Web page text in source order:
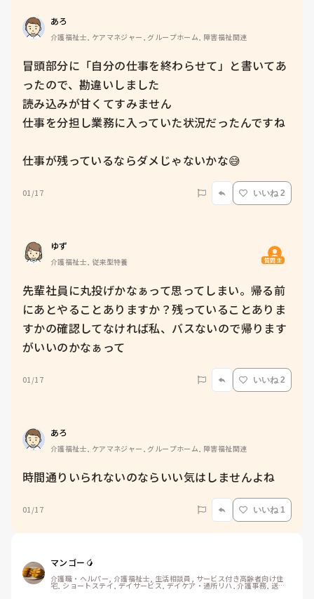
あろ
介護福祉士, ケアマネジャー, グループホーム, 障害福祉関連
冒頭部分に「自分の仕事を終わらせて」と書いてあ
ったので、勘違いしました
読み込みが甘くてすみません
仕事を分担し業務に入っていた状況だったんですね
仕事が残っているならダメじゃないかな😅
01/17 いいね 2
ゆず
介護福祉士, 従来型特養 質問主
先輩社員に丸投げかなぁって思ってしまい。帰る前
にあとやることありますか？残っていることありま
すかの確認してなければ私、バスないので帰ります
がいいのかなぁって
01/17 いいね 2
あろ
介護福祉士, ケアマネジャー, グループホーム, 障害福祉関連
時間通りいられないのならいい気はしませんよね
01/17 いいね 1
マンゴー🥭
介護職・ヘルパー, 介護福祉士, 生活相談員, サービス付き高齢者向け住
宅, ショートステイ, デイサービス, デイケア・通所リハ, 介護事務, 送迎
ドライバー, 初任者研修, 実務者研修